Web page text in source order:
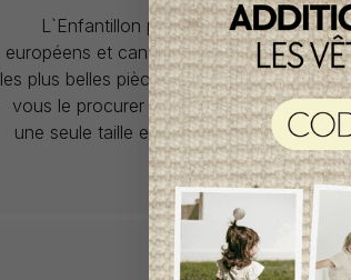
L`Enfantillon propose des
européens et canadiens à prix
les plus belles pièces de saisons en
vous le procurer car la plupart du
une seule taille et en un seul
tout achat de